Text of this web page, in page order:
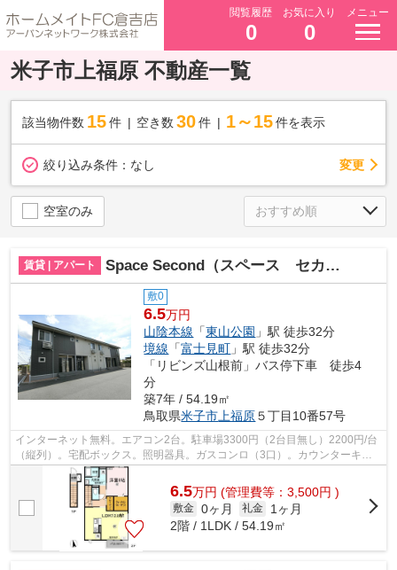
閲覧履歴
0
お気に入り
0
メニュー
米子市上福原 不動産一覧
該当物件数 15件 空き数 30 件 1～15 件を表示
絞り込み条件： なし 変更
空室のみ
賃貸 | アパート Space Second（スペース セカンド）
敷0
6.5万円
山陰本線 「東山公園 」駅 徒歩32分
境線 「富士見町 」駅 徒歩32分
「リビンズ山根前」バス停下車 徒歩4
分
築7年 / 54.19㎡
鳥取県米子市上福原５丁目10番57号
インターネット無料。エアコン2台。駐車場3300円（2台目無し）2200円/台
（縦列）。宅配ボックス。照明器具。ガスコンロ（3口）。カウンターキッ
チン。ウォークインクローゼット。追焚...
6.5万円 (管理費等：3,500円 )
敷金 0ヶ月 礼金
1ヶ月
2階 / 1LDK / 54.19㎡